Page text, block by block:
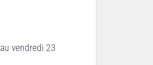
auvendredi 23